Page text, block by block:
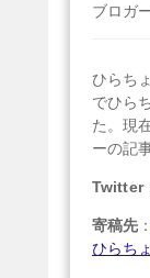
ブロガ
ひらち
でひら
た。現
ーの記
Twitter
寄稿先
ひらち